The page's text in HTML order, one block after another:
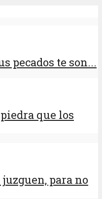
pecados te son...
que los
para no